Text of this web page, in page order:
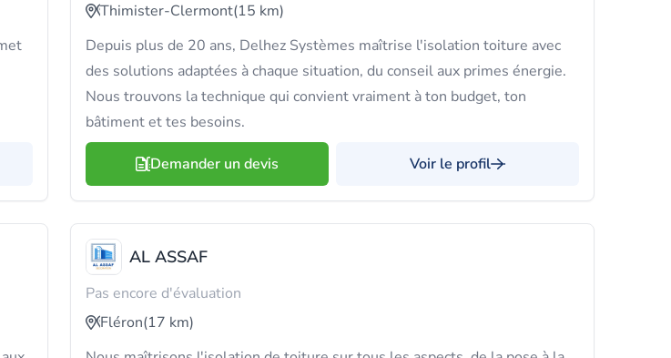
Thimister-Clermont(15 km)
Depuis plus de 20 ans, Delhez Systèmes maîtrise l'isolation toiture avec
des solutions adaptées à chaque situation, du conseil aux primes énergie.
Nous trouvons la technique qui convient vraiment à ton budget, ton
bâtiment et tes besoins.
Demander un devis Voir le profil
AL ASSAF
Pas encore d'évaluation
Fléron(17 km)